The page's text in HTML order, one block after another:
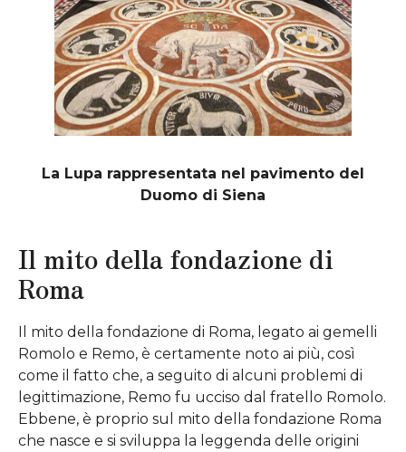
La Lupa rappresentata nel pavimento del
Duomo di Siena
Il mito della fondazione di
Roma
Il mito della fondazione di Roma, legato ai gemelli
Romolo e Remo, è certamente noto ai più, così
come il fatto che, a seguito di alcuni problemi di
legittimazione, Remo fu ucciso dal fratello Romolo.
Ebbene, è proprio sul mito della fondazione Roma
che nasce e si sviluppa la leggenda delle origini